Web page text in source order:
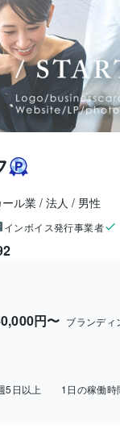
ル業 法人 男性
インボイス発行事業者
円〜 ブランディ
5日以上 1日の稼働時